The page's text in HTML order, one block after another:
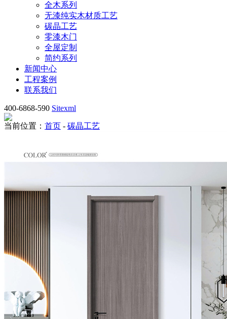
全木系列
无漆纯实木材质工艺
碳晶工艺
零漆木门
全屋定制
简约系列
新闻中心
工程案例
联系我们
400-6868-590 Sitexml
当前位置： 首页 - 碳晶工艺